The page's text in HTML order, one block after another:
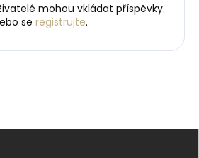
mohou vkládat příspěvky.
se registrujte.